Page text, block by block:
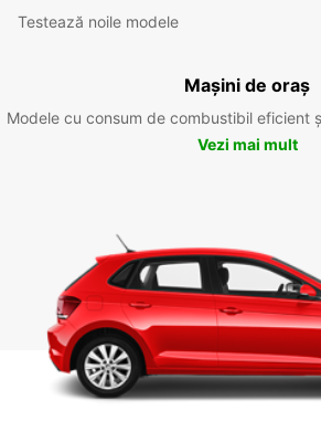
Testează noile modele
Mașini de oraș
Modele cu consum de combustibil eficient
Vezi mai mult